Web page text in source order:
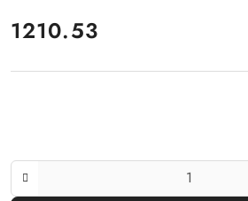
cena:
1210.53
Ilość